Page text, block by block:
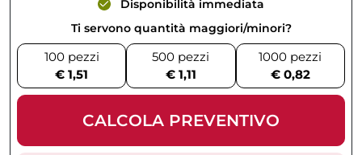
Disponibilità immediata
Ti servono quantità maggiori/minori?
100 pezzi
€ 1,51
500 pezzi
€ 1,11
1000 pezzi
€ 0,82
CALCOLA PREVENTIVO